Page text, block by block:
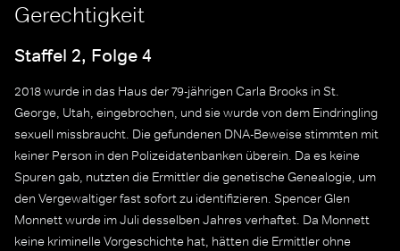
Gerechtigkeit
Staffel 2, Folge 4
2018 wurde in das Haus der 79-jährigen Carla Brooks in St.
George, Utah, eingebrochen, und sie wurde von dem Eindringling
sexuell missbraucht. Die gefundenen DNA-Beweise stimmten mit
keiner Person in den Polizeidatenbanken überein. Da es keine
Spuren gab, nutzten die Ermittler die genetische Genealogie, um
den Vergewaltiger fast sofort zu identifizieren. Spencer Glen
Monnett wurde im Juli desselben Jahres verhaftet. Da Monnett
keine kriminelle Vorgeschichte hat, hätten die Ermittler ohne